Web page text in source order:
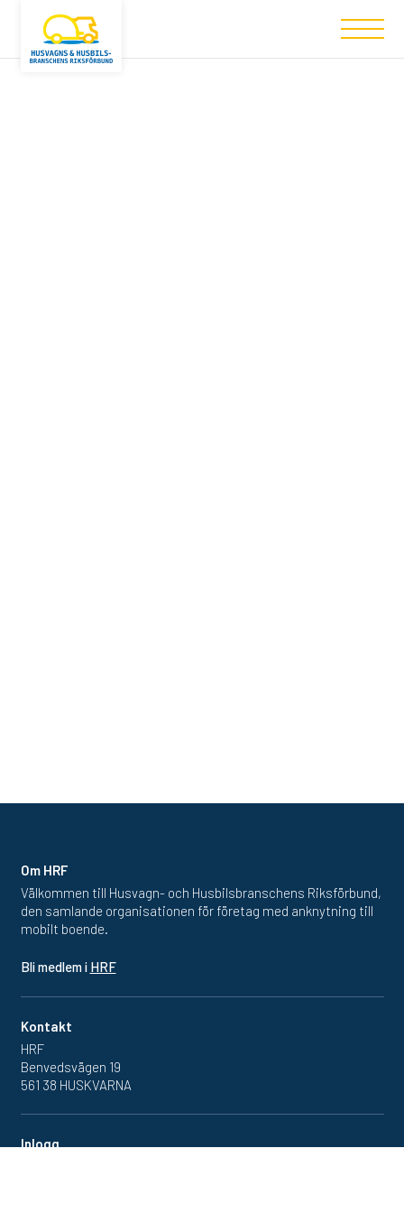
Nothing has been posted like that yet
Om HRF
Välkommen till Husvagn- och Husbilsbranschens Riksförbund,
den samlande organisationen för företag med anknytning till
mobilt boende.
Bli medlem i HRF
Kontakt
HRF
Benvedsvägen 19
561 38 HUSKVARNA
Inlogg